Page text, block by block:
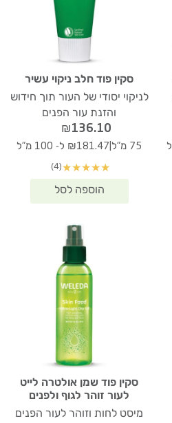
סקין פוד חלב ניקוי עשיר
לניקוי יסודי של העור תוך חידוש
והזנת עור הפנים
₪136.10
75 מ"ל ₪181.47 ל- 100 מ"ל
★
★
★
★
★
(4)
סקין פוד שמן אולטרה לייט
לעור זוהר לגוף ולפנים
מיסט לחות וזוהר לעור הפנים